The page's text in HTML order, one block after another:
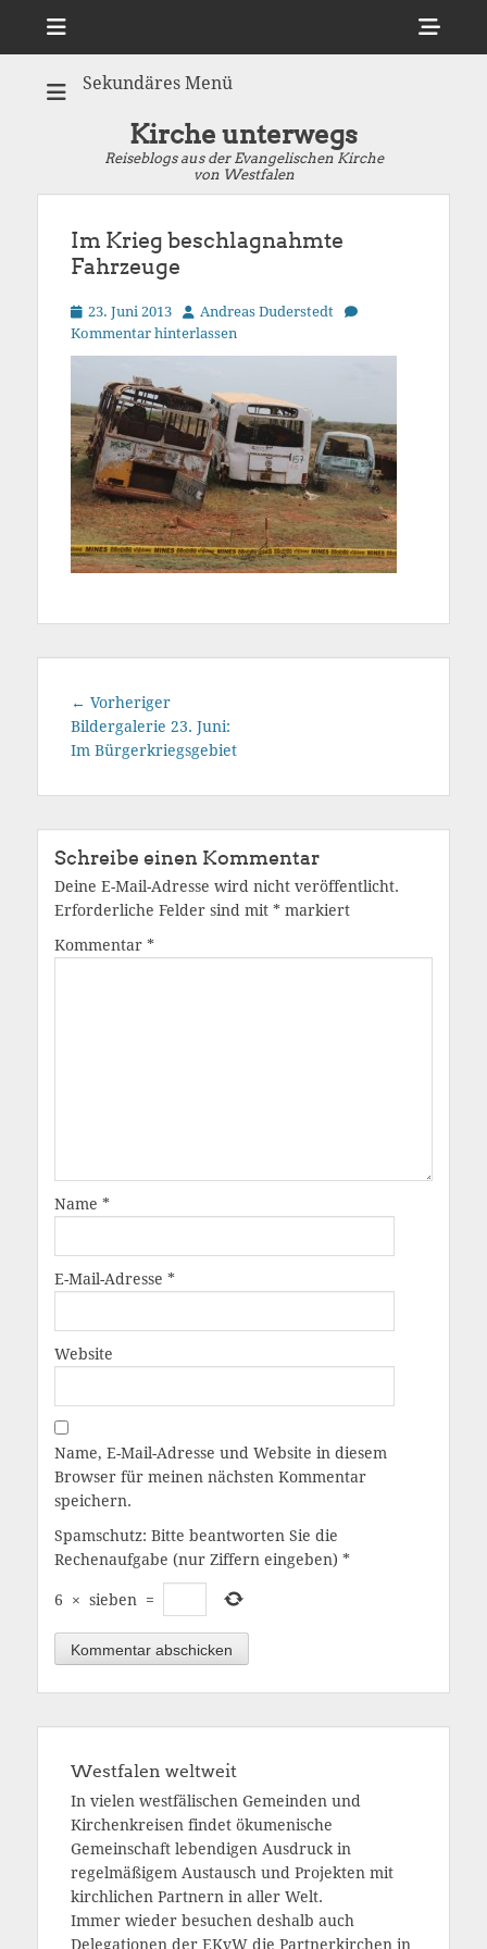
Sekundäres Menü
Kirche unterwegs
Reiseblogs aus der Evangelischen Kirche
von Westfalen
Im Krieg beschlagnahmte
Fahrzeuge
Veröffentlicht
am
23. Juni 2013 AutorAndreas Duderstedt
Kommentar hinterlassen
Beitragsnavigation
← VorherigerVorheriger
Beitrag:
Bildergalerie 23. Juni:
Im Bürgerkriegsgebiet
Schreibe einen Kommentar
Deine E-Mail-Adresse wird nicht veröffentlicht.
Erforderliche Felder sind mit * markiert
Kommentar *
Name *
E-Mail-Adresse *
Website
Name, E-Mail-Adresse und Website in diesem
Browser für meinen nächsten Kommentar
speichern.
Spamschutz: Bitte beantworten Sie die
Rechenaufgabe (nur Ziffern eingeben) *
6 × sieben =
Westfalen weltweit
In vielen westfälischen Gemeinden und
Kirchenkreisen findet ökumenische
Gemeinschaft lebendigen Ausdruck in
regelmäßigem Austausch und Projekten mit
kirchlichen Partnern in aller Welt.
Immer wieder besuchen deshalb auch
Delegationen der EKvW die Partnerkirchen in